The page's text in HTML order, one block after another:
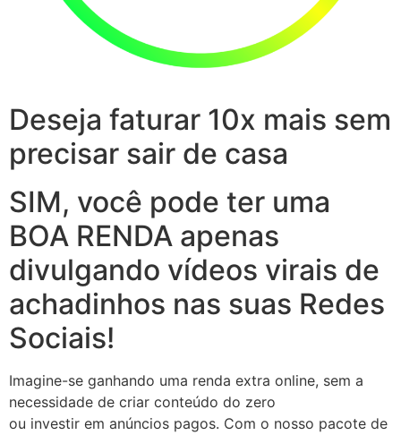
Deseja faturar 10x mais sem
precisar sair de casa
SIM, você pode ter uma
BOA RENDA apenas
divulgando vídeos virais de
achadinhos nas suas Redes
Sociais!
Imagine-se ganhando uma renda extra online, sem a
necessidade de criar conteúdo do zero
ou investir em anúncios pagos. Com o nosso pacote de